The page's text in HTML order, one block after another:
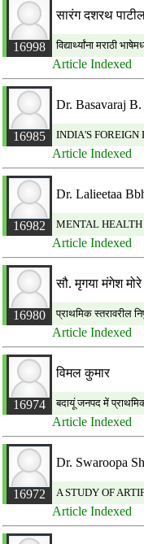
16998
सारंग दशरथ
विद्यार्थ्यांना मराठी
Article Indexed
16985
Dr. Basavaraj
INDIA'S FOREIGN
Article Indexed
16982
Dr. Lalieetaa
MENTAL HEALTH
Article Indexed
16980
सौ. मृगया मंगेश मोरे
प्राथमिक स्तरावरील
Article Indexed
16974
विमल कुमार
बदायूं जनपद में
Article Indexed
16972
Dr. Swaroopa
A STUDY OF
Article Indexed